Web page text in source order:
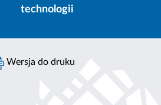
technologii
Wersja do druku